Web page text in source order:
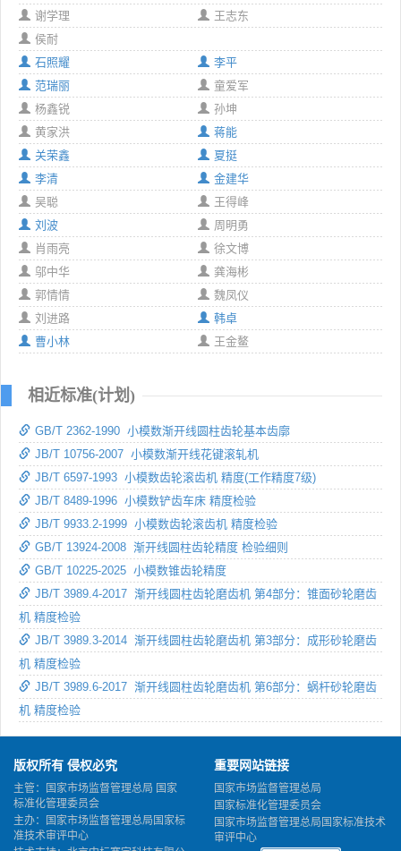
谢学理
王志东
侯耐
石照耀
李平
范瑞丽
童爱军
杨鑫锐
孙坤
黄家洪
蒋能
关荣鑫
夏挺
李清
金建华
吴聪
王得峰
刘波
周明勇
肖雨亮
徐文博
邬中华
龚海彬
郭情情
魏凤仪
刘进路
韩卓
曹小林
王金鳌
相近标准(计划)
GB/T 2362-1990 小模数渐开线圆柱齿轮基本齿廓
JB/T 10756-2007 小模数渐开线花键滚轧机
JB/T 6597-1993 小模数齿轮滚齿机 精度(工作精度7级)
JB/T 8489-1996 小模数铲齿车床 精度检验
JB/T 9933.2-1999 小模数齿轮滚齿机 精度检验
GB/T 13924-2008 渐开线圆柱齿轮精度 检验细则
GB/T 10225-2025 小模数锥齿轮精度
JB/T 3989.4-2017 渐开线圆柱齿轮磨齿机 第4部分：锥面砂轮磨齿
机 精度检验
JB/T 3989.3-2014 渐开线圆柱齿轮磨齿机 第3部分：成形砂轮磨齿
机 精度检验
JB/T 3989.6-2017 渐开线圆柱齿轮磨齿机 第6部分：蜗杆砂轮磨齿
机 精度检验
版权所有 侵权必究
主管：国家市场监督管理总局 国家
标准化管理委员会
主办：国家市场监督管理总局国家标
准技术审评中心
重要网站链接
国家市场监督管理总局
国家标准化管理委员会
国家市场监督管理总局国家标准技术
审评中心